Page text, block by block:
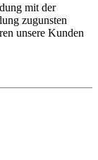
mit der
zugunsten
unsere Kunden